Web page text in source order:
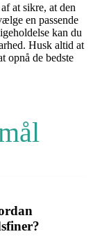
at sikre, at den
en passende
kan du
Husk altid at
opnå de bedste